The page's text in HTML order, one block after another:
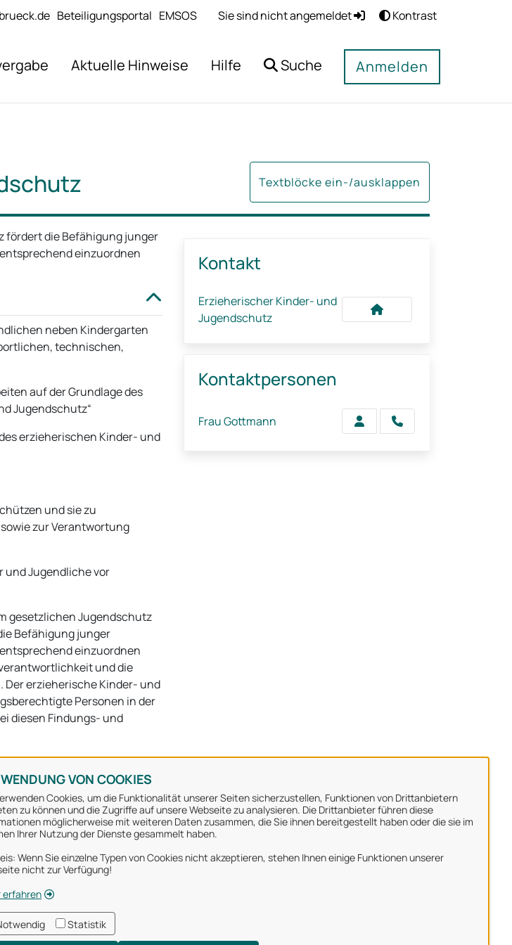
VON COOKIES
Cookies, um die Funktionalität unserer Seiten sicherzustellen, Funktionen von Drittanbietern
zu können und die Zugriffe auf unsere Webseite zu analysieren. Die Drittanbieter führen diese
möglicherweise mit weiteren Daten zusammen, die Sie ihnen bereitgestellt haben oder die sie im
Ihrer Nutzung der Dienste gesammelt haben.
Wenn Sie einzelne Typen von Cookies nicht akzeptieren, stehen Ihnen einige Funktionen unserer
nicht zur Verfügung!
erfahren
Statistik
Beteiligungsportal EMSOS Sie sind nicht angemeldet Kontrast
Aktuelle Hinweise Hilfe Suche Anmelden
Textblöcke ein-/ausklappen
fördert die Befähigung junger
einzuordnen
neben Kindergarten
technischen,
auf der Grundlage des
Jugendschutz“
erzieherischen Kinder- und
und sie zu
zur Verantwortung
und Jugendliche vor
gesetzlichen Jugendschutz
Befähigung junger
einzuordnen
und die
erzieherische Kinder- und
Personen in der
diesen Findungs- und
Kontakt
Erzieherischer Kinder- und
Jugendschutz
Kontaktpersonen
Frau Gottmann
Über uns
Impressum